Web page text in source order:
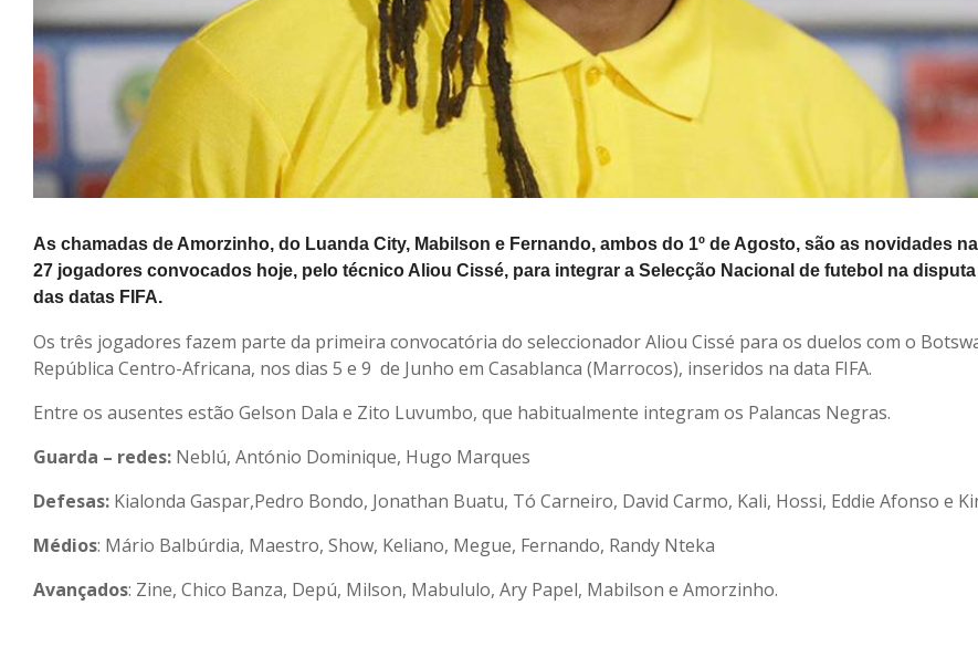
As chamadas de Amorzinho, do Luanda City, Mabilson e Fernando, ambos do 1º de Agosto, são as novidades
27 jogadores convocados hoje, pelo técnico Aliou Cissé, para integrar a Selecção Nacional de futebol na
das datas FIFA.
Os três jogadores fazem parte da primeira convocatória do seleccionador Aliou Cissé para os duelos com o
República Centro-Africana, nos dias 5 e 9 de Junho em Casablanca (Marrocos), inseridos na data FIFA.
Entre os ausentes estão Gelson Dala e Zito Luvumbo, que habitualmente integram os Palancas Negras.
Guarda – redes: Neblú, António Dominique, Hugo Marques
Defesas: Kialonda Gaspar,Pedro Bondo, Jonathan Buatu, Tó Carneiro, David Carmo, Kali, Hossi, Eddie Afonso e
Médios: Mário Balbúrdia, Maestro, Show, Keliano, Megue, Fernando, Randy Nteka
Avançados: Zine, Chico Banza, Depú, Milson, Mabululo, Ary Papel, Mabilson e Amorzinho.